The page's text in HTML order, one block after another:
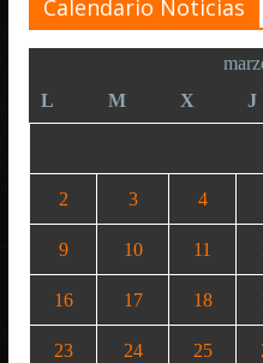
Calendario Noticias
L
M X J
2 3 4
9 10 11
16 17 18
23 24 25